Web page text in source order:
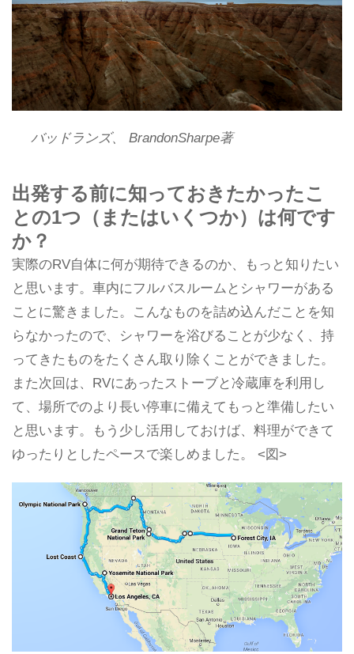
バッドランズ、 BrandonSharpe著
出発する前に知っておきたかったこ
との1つ（またはいくつか）は何です
か？
実際のRV自体に何が期待できるのか、もっと知りたい
と思います。車内にフルバスルームとシャワーがある
ことに驚きました。こんなものを詰め込んだことを知
らなかったので、シャワーを浴びることが少なく、持
ってきたものをたくさん取り除くことができました。
また次回は、RVにあったストーブと冷蔵庫を利用し
て、場所でのより長い停車に備えてもっと準備したい
と思います。もう少し活用しておけば、料理ができて
ゆったりとしたペースで楽しめました。 <図>